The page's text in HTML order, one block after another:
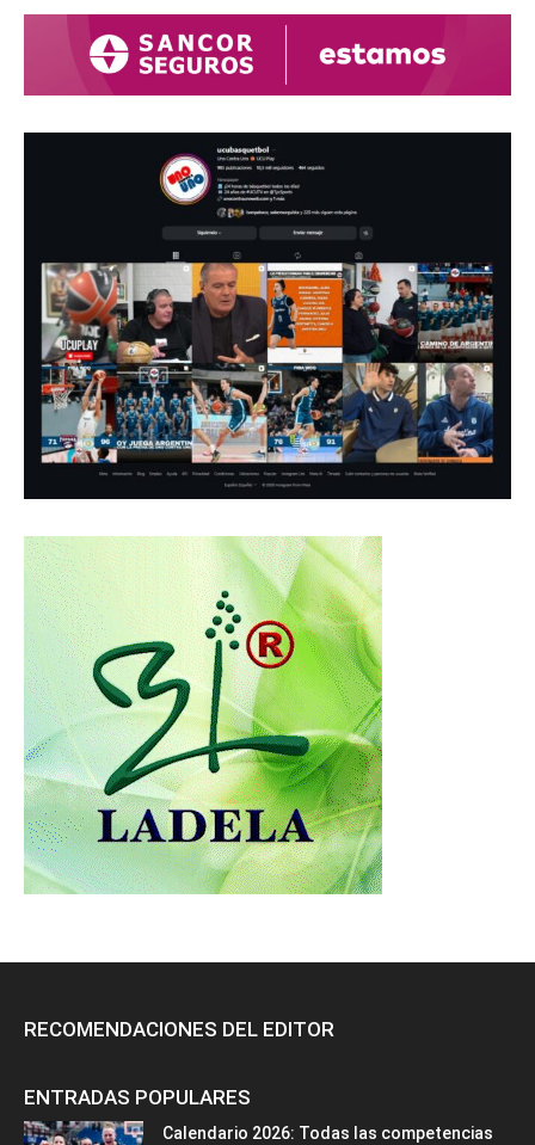
RECOMENDACIONES DEL EDITOR
ENTRADAS POPULARES
Calendario 2026: Todas las competencias